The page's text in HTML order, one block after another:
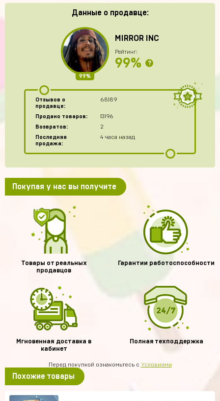
Данные о продавце:
99%
MIRROR INC
Рейтинг:
99% ?
Отзывов о
продавце:
68189
Продано товаров:
13196
Возвратов:
2
Последняя
продажа:
4 часа назад
Покупая у нас вы получите
Товары от реальных
продавцов
Гарантии работоспособности
Мгновенная доставка в
кабинет
Полная техподдержка
Перед покупкой ознакомьтесь с Условиями
Похожие товары